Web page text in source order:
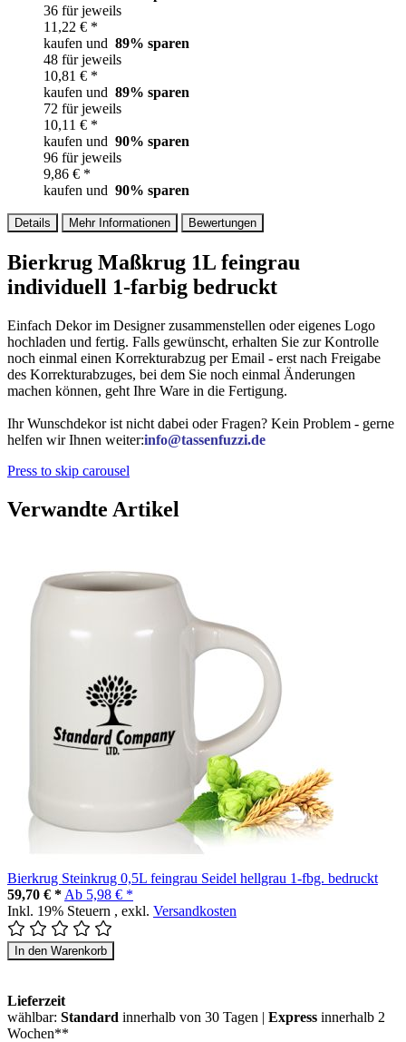
36 für jeweils
11,22 € *
kaufen und 89% sparen
48 für jeweils
10,81 € *
kaufen und 89% sparen
72 für jeweils
10,11 € *
kaufen und 90% sparen
96 für jeweils
9,86 € *
kaufen und 90% sparen
Details Mehr Informationen Bewertungen
Bierkrug Maßkrug 1L feingrau
individuell 1-farbig bedruckt
Einfach Dekor im Designer zusammenstellen oder eigenes Logo
hochladen und fertig. Falls gewünscht, erhalten Sie zur Kontrolle
noch einmal einen Korrekturabzug per Email - erst nach Freigabe
des Korrekturabzuges, bei dem Sie noch einmal Änderungen
machen können, geht Ihre Ware in die Fertigung.
Ihr Wunschdekor ist nicht dabei oder Fragen? Kein Problem - gerne
helfen wir Ihnen weiter:info@tassenfuzzi.de
Press to skip carousel
Verwandte Artikel
Bierkrug Steinkrug 0,5L feingrau Seidel hellgrau 1-fbg. bedruckt
59,70 € * Ab 5,98 € *
Inkl. 19% Steuern , exkl. Versandkosten
In den Warenkorb
Lieferzeit
wählbar: Standard innerhalb von 30 Tagen | Express innerhalb 2
Wochen**